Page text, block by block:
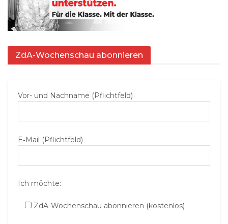
ZdA-Wochenschau abonnieren
Vor- und Nachname (Pflichtfeld)
E‑Mail (Pflichtfeld)
Ich möchte:
ZdA-Wochenschau abonnieren (kostenlos)